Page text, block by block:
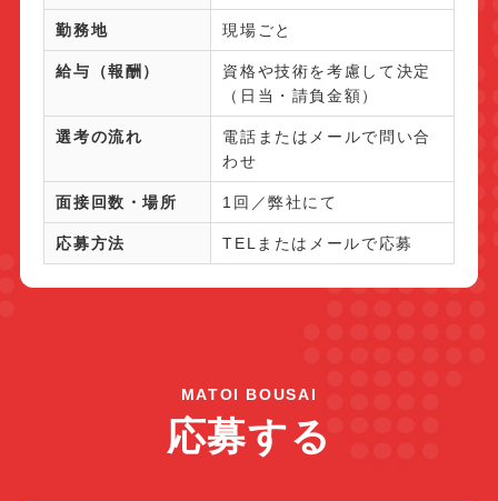
勤務地 現場ごと
給与（報酬）
資格や技術を考慮して決定
（日当・請負金額）
選考の流れ
電話またはメールで問い合
わせ
面接回数・場所 1回／弊社にて
応募方法 TELまたはメールで応募
MATOI BOUSAI
応募する